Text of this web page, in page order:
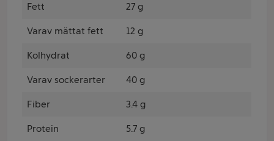
Fett 27 g
Varav mättat fett 12 g
Kolhydrat 60 g
Varav sockerarter 40 g
Fiber 3.4 g
Protein 5.7 g